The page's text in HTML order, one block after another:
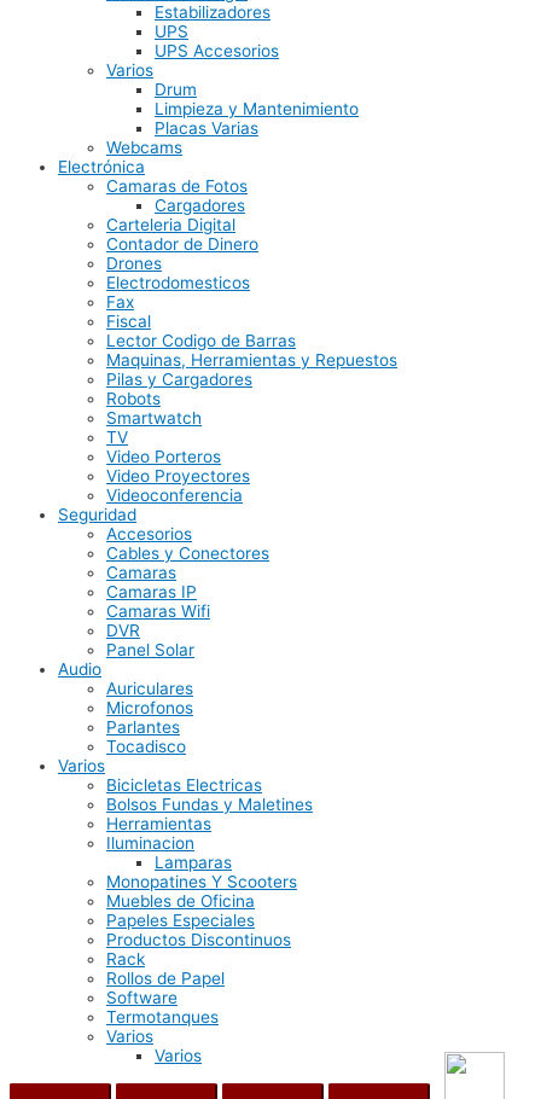
Estabilizadores
UPS
UPS Accesorios
Varios
Drum
Limpieza y Mantenimiento
Placas Varias
Webcams
Electrónica
Camaras de Fotos
Cargadores
Carteleria Digital
Contador de Dinero
Drones
Electrodomesticos
Fax
Fiscal
Lector Codigo de Barras
Maquinas, Herramientas y Repuestos
Pilas y Cargadores
Robots
Smartwatch
TV
Video Porteros
Video Proyectores
Videoconferencia
Seguridad
Accesorios
Cables y Conectores
Camaras
Camaras IP
Camaras Wifi
DVR
Panel Solar
Audio
Auriculares
Microfonos
Parlantes
Tocadisco
Varios
Bicicletas Electricas
Bolsos Fundas y Maletines
Herramientas
Iluminacion
Lamparas
Monopatines Y Scooters
Muebles de Oficina
Papeles Especiales
Productos Discontinuos
Rack
Rollos de Papel
Software
Termotanques
Varios
Varios